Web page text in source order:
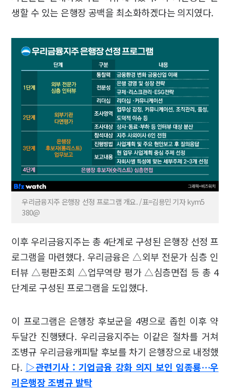
생할 수 있는 은행장 공백을 최소화하겠다는 의지였다.
우리금융지주 은행장 선정 프로그램 개요. /표=김용민 기자 kym5
380@
이후 우리금융지주는 총 4단계로 구성된 은행장 선정 프
로그램을 마련했다. 우리금융은 △외부 전문가 심층 인
터뷰 △평판조회 △업무역량 평가 △심층면접 등 총 4
단계로 구성된 프로그램을 도입했다.
이 프로그램은 은행장 후보군을 4명으로 좁힌 이후 약
두달간 진행됐다. 우리금융지주는 이같은 절차를 거쳐
조병규 우리금융캐피탈 후보를 차기 은행장으로 내정했
다. ▷관련기사 : 기업금융 강화 의지 보인 임종룡…우
리은행장 조병규 발탁